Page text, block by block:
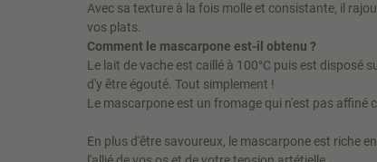
Avec sa texture à la fois molle et consistante, il
vos plats.
Comment le mascarpone est-il obtenu ?
Le lait de vache est caillé à 100°C puis est disposé
d'y être égouté. Tout simplement !
Le mascarpone est un fromage qui n'est pas affiné
En plus d'être savoureux, le mascarpone est riche